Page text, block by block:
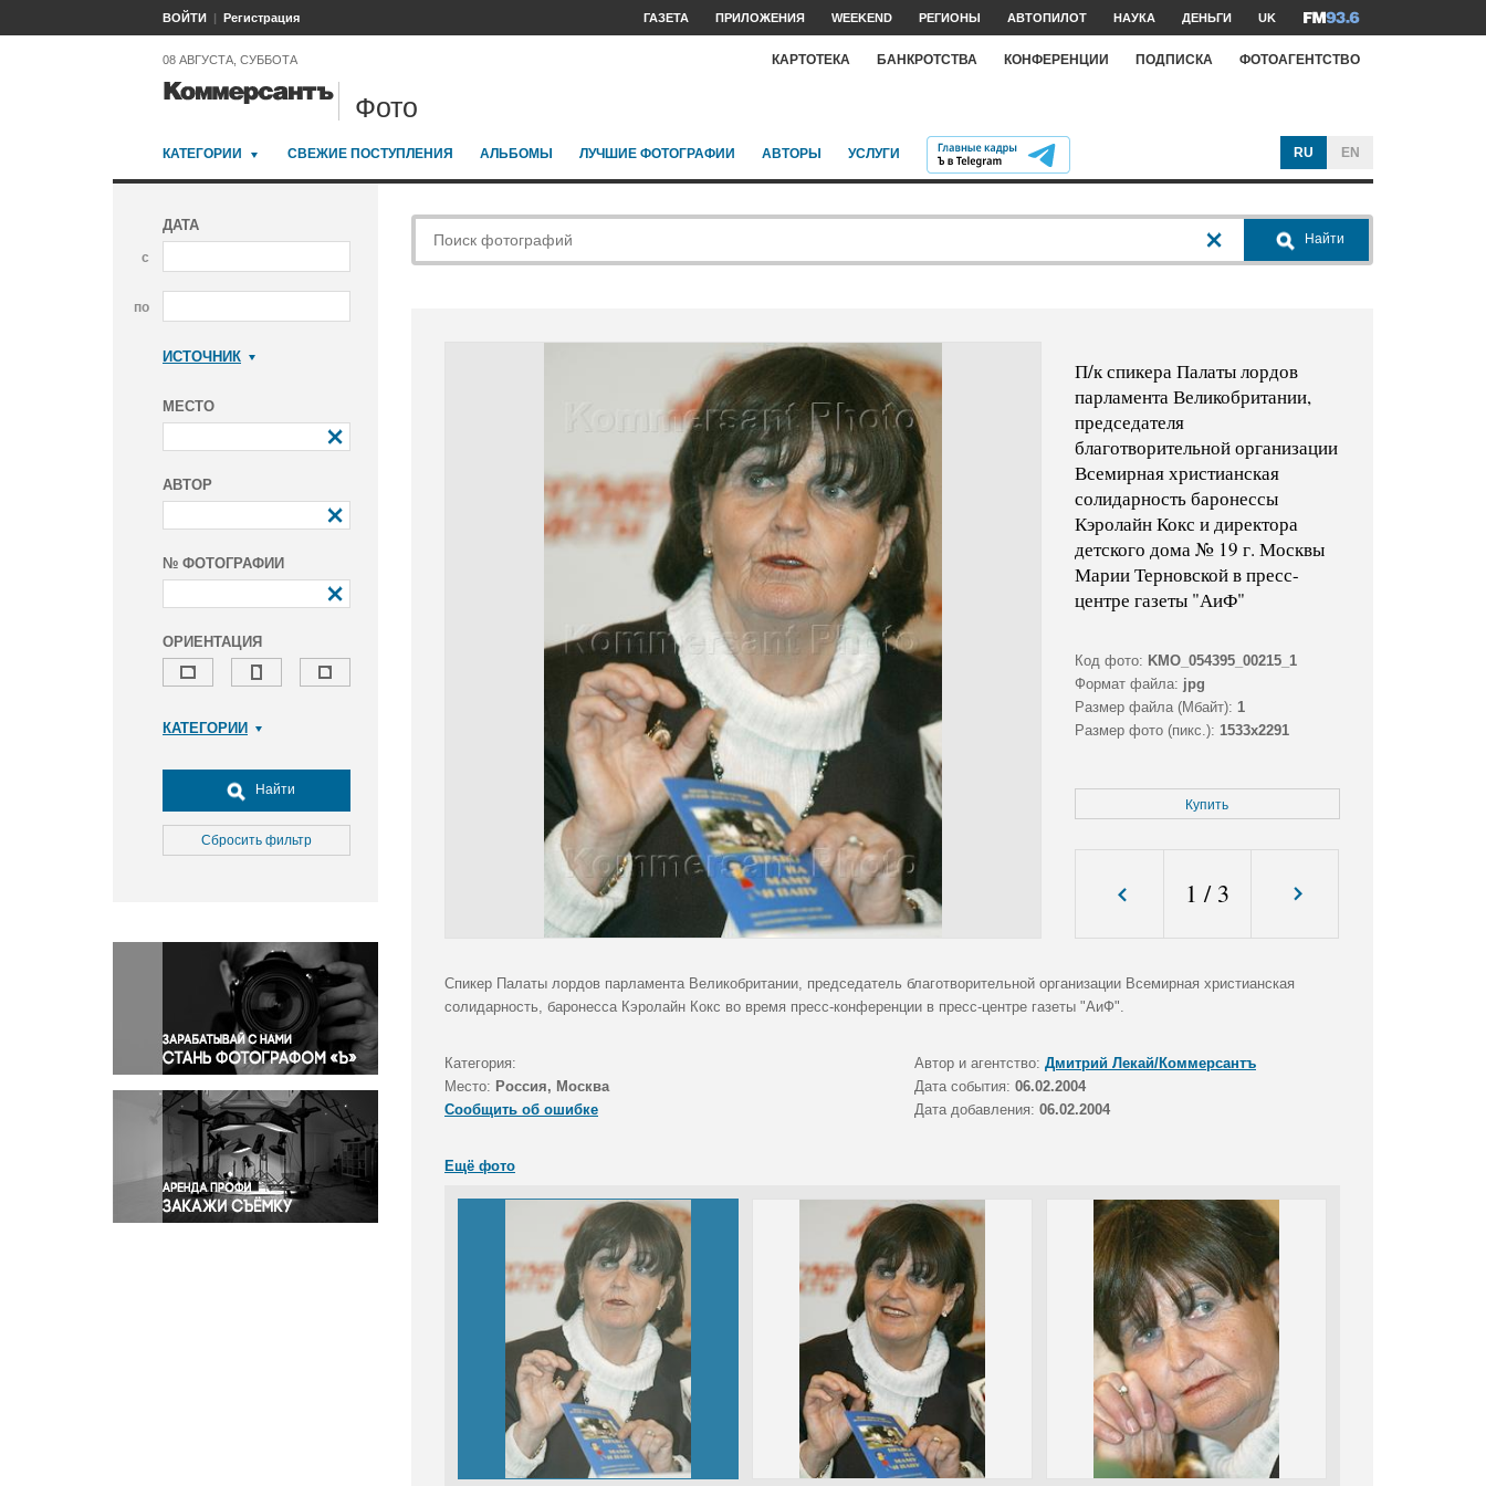
ВОЙТИ Регистрация ГАЗЕТА ПРИЛОЖЕНИЯ WEEKEND РЕГИОНЫ АВТОПИЛОТ НАУКА ДЕНЬГИ UK
08 АВГУСТА, СУББОТА КАРТОТЕКА БАНКРОТСТВА КОНФЕРЕНЦИИ ПОДПИСКА ФОТОАГЕНТСТВО
Фото
КАТЕГОРИИ СВЕЖИЕ ПОСТУПЛЕНИЯ АЛЬБОМЫ ЛУЧШИЕ ФОТОГРАФИИ АВТОРЫ УСЛУГИ RU EN
ДАТА
с
по
ИСТОЧНИК
МЕСТО
АВТОР
№ ФОТОГРАФИИ
ОРИЕНТАЦИЯ
КАТЕГОРИИ
Досуг, туризм и отдых
Культура
Медицина
Окружающая среда
Политика
Правосудие
Происшествия и конфликты
Религия
Светская жизнь
Спорт
Экология
Экономика и бизнес
Найти
Сбросить фильтр
Найти
П/к спикера Палаты лордов
парламента Великобритании,
председателя
благотворительной организации
Всемирная христианская
солидарность баронессы
Кэролайн Кокс и директора
детского дома № 19 г. Москвы
Марии Терновской в пресс-
центре газеты "АиФ"
Код фото: KMO_054395_00215_1
Формат файла: jpg
Размер файла (Мбайт): 1
Размер фото (пикс.): 1533x2291
Купить
1 / 3
Спикер Палаты лордов парламента Великобритании, председатель благотворительной организации Всемирная христианская
солидарность, баронесса Кэролайн Кокс во время пресс-конференции в пресс-центре газеты "АиФ".
Категория: Автор и агентство: Дмитрий Лекай/Коммерсантъ
Место: Россия, Москва Дата события: 06.02.2004
Сообщить об ошибке
Дата добавления: 06.02.2004
Ещё фото